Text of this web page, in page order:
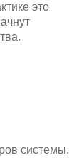
это
системы.